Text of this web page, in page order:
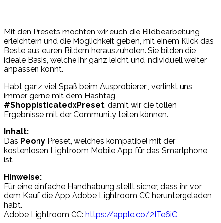
Mit den Presets möchten wir euch die Bildbearbeitung
erleichtern und die Möglichkeit geben, mit einem Klick das
Beste aus euren Bildern herauszuholen. Sie bilden die
ideale Basis, welche ihr ganz leicht und individuell weiter
anpassen könnt.
Habt ganz viel Spaß beim Ausprobieren, verlinkt uns
immer gerne mit dem Hashtag
#ShoppisticatedxPreset , damit wir die tollen
Ergebnisse mit der Community teilen können.
Inhalt:
Das Peony Preset, welches kompatibel mit der
kostenlosen Lightroom Mobile App für das Smartphone
ist.
Hinweise:
Für eine einfache Handhabung stellt sicher, dass ihr vor
dem Kauf die App Adobe Lightroom CC heruntergeladen
habt.
Adobe Lightroom CC: https://apple.co/2ITe6iC